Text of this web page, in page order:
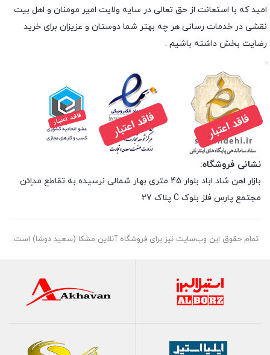
امید که با استعانت از حق تعالی در سایه ولایت امیر مومنان و اهل بیت
نقشی در خدمات رسانی هر چه بهتر شما دوستان و عزیزان برای خرید
رضایت بخش داشته باشیم .
.
نشانی فروشگاه:
بازار اهن شاد اباد بلوار 45 متری بهار شمالی نرسیده به تقاطع مداِِئن
مجتمع پارس فلز بلوک C پلاک 27
تمام حقوق اين وب‌سايت نیز برای فروشگاه آنلاین مشکا (سعید دوشا) است.